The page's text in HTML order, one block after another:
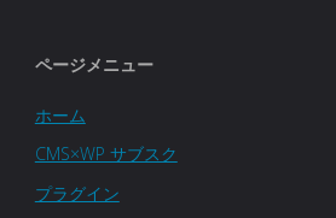
ページメニュー
ホーム
CMS×WP サブスク
プラグイン